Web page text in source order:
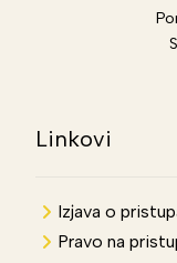
Linkovi
Izjava o
Pravo na